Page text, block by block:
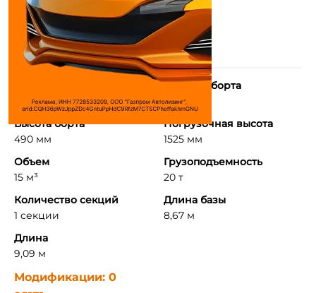
8670 мм
Ширина борта
2290 мм
Высота борта
490 мм
Погрузочная высота
1525 мм
Объем
15 м³
Грузоподъемность
20 т
Количество секций
1 секции
Длина базы
8,67 м
Длина
9,09 м
Модификации: 0